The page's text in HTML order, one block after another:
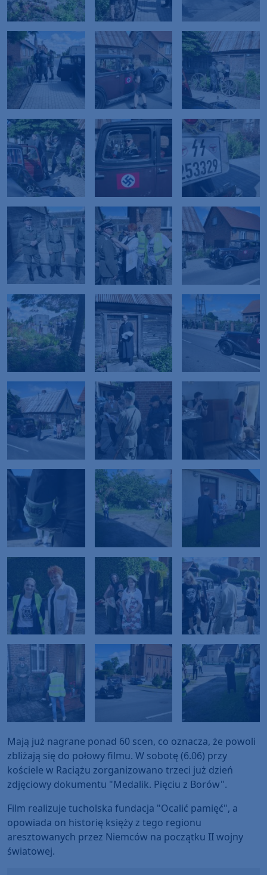
Mają już nagrane ponad 60 scen, co oznacza, że powoli
zbliżają się do połowy filmu. W sobotę (6.06) przy
kościele w Raciążu zorganizowano trzeci już dzień
zdjęciowy dokumentu "Medalik. Pięciu z Borów".
Film realizuje tucholska fundacja "Ocalić pamięć", a
opowiada on historię księży z tego regionu
aresztowanych przez Niemców na początku II wojny
światowej.